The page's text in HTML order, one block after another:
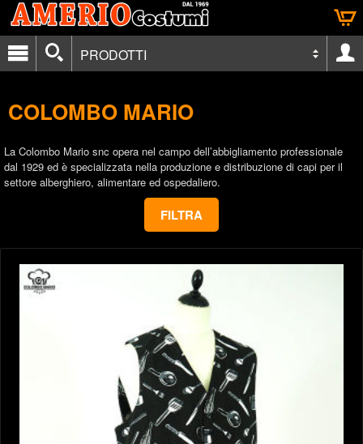
PRODOTTI
COLOMBO MARIO
La Colombo Mario snc opera nel campo dell’abbigliamento professionale
dal 1929 ed è specializzata nella produzione e distribuzione di capi per il
settore alberghiero, alimentare ed ospedaliero.
FILTRA